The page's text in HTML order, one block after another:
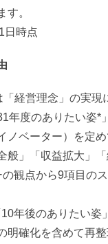
す。
日時点
経営理念」の実現
年度のありたい姿*
ノベーター）を定
般」「収益拡大」
観点から9項目の
年後のありたい姿
明確化を含めて再整